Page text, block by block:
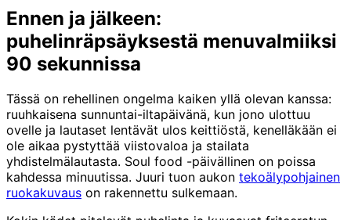
Ennen ja jälkeen:
puhelinräpsäyksestä menuvalmiiksi
90 sekunnissa
Tässä on rehellinen ongelma kaiken yllä olevan kanssa:
ruuhkaisena sunnuntai-iltapäivänä, kun jono ulottuu
ovelle ja lautaset lentävät ulos keittiöstä, kenelläkään ei
ole aikaa pystyttää viistovaloa ja stailata
yhdistelmälautasta. Soul food -päivällinen on poissa
kahdessa minuutissa. Juuri tuon aukon tekoälypohjainen
ruokakuvaus on rakennettu sulkemaan.